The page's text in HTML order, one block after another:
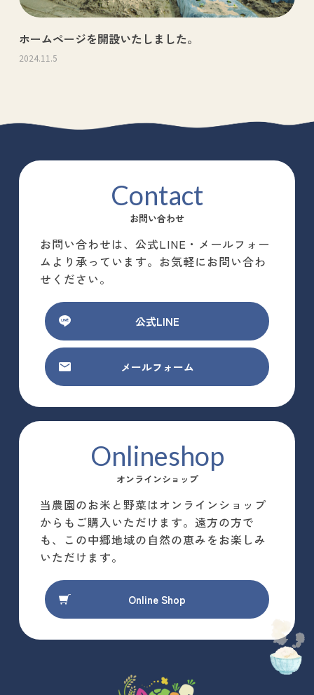
ホームページを開設いたしました。
2024.11.5
Contact
お問い合わせ
お問い合わせは、公式LINE・メールフォー
ムより承っています。お気軽にお問い合わ
せください。
公式LINE
メールフォーム
Onlineshop
オンラインショップ
当農園のお米と野菜はオンラインショップ
からもご購入いただけます。遠方の方で
も、この中郷地域の自然の恵みをお楽しみ
いただけます。
Online Shop